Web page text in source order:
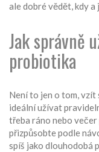
ale dobré vědět, kdy
Jak správně
probiotika
Není to jen o tom,
ideální užívat
třeba ráno nebo
přizpůsobte podle
spíš jako dlouhodobá